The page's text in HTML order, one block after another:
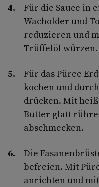
Für die Sauce in
Wacholder und
reduzieren und
Trüffelöl würzen.
Für das Püree
kochen und
drücken. Mit
Butter glatt
abschmecken.
Die
befreien. Mit
anrichten und